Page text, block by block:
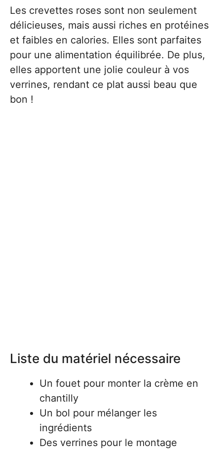
Les crevettes roses sont non seulement
délicieuses, mais aussi riches en protéines
et faibles en calories. Elles sont parfaites
pour une alimentation équilibrée. De plus,
elles apportent une jolie couleur à vos
verrines, rendant ce plat aussi beau que
bon !
Liste du matériel nécessaire
Un fouet pour monter la crème en
chantilly
Un bol pour mélanger les
ingrédients
Des verrines pour le montage